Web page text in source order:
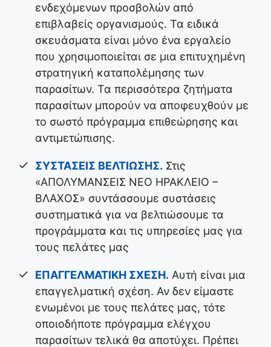
ενδεχόμενων προσβολών από
επιβλαβείς οργανισμούς. Τα ειδικά
σκευάσματα είναι μόνο ένα εργαλείο
που χρησιμοποιείται σε μια επιτυχημένη
στρατηγική καταπολέμησης των
παρασίτων. Τα περισσότερα ζητήματα
παρασίτων μπορούν να αποφευχθούν με
το σωστό πρόγραμμα επιθεώρησης και
αντιμετώπισης.
ΣΥΣΤΑΣΕΙΣ ΒΕΛΤΙΩΣΗΣ. Στις
«ΑΠΟΛΥΜΑΝΣΕΙΣ ΝΕΟ ΗΡΑΚΛΕΙΟ –
ΒΛΑΧΟΣ» συντάσσουμε συστάσεις
συστηματικά για να βελτιώσουμε τα
προγράμματα και τις υπηρεσίες μας για
τους πελάτες μας
ΕΠΑΓΓΕΛΜΑΤΙΚΗ ΣΧΕΣΗ. Αυτή είναι μια
επαγγελματική σχέση. Αν δεν είμαστε
ενωμένοι με τους πελάτες μας, τότε
οποιοδήποτε πρόγραμμα ελέγχου
παρασίτων τελικά θα αποτύχει. Πρέπει